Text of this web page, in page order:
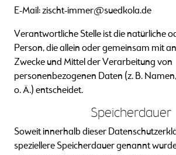
E-Mail: zischt-immer@suedkola.de
Verantwortliche Stelle ist die natürliche
Person, die allein oder gemeinsam mit
Zwecke und Mittel der Verarbeitung von
personenbezogenen Daten (z. B.
o. Ä.) entscheidet.
Speicherdauer
Soweit innerhalb dieser
speziellere Speicherdauer genannt